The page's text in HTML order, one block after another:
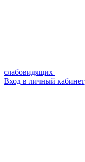
слабовидящих
Вход в личный кабинет